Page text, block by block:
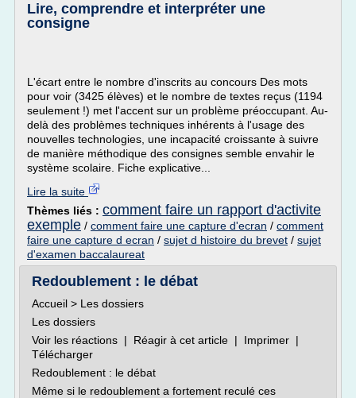
Lire, comprendre et interpréter une
consigne
L'écart entre le nombre d'inscrits au concours Des mots
pour voir (3425 élèves) et le nombre de textes reçus (1194
seulement !) met l'accent sur un problème préoccupant. Au-
delà des problèmes techniques inhérents à l'usage des
nouvelles technologies, une incapacité croissante à suivre
de manière méthodique des consignes semble envahir le
système scolaire. Fiche explicative...
Lire la suite
Thèmes liés : comment faire un rapport d'activite
exemple / comment faire une capture d'ecran / comment
faire une capture d ecran / sujet d histoire du brevet / sujet
d'examen baccalaureat
Redoublement : le débat
Accueil > Les dossiers
Les dossiers
Voir les réactions | Réagir à cet article | Imprimer |
Télécharger
Redoublement : le débat
Même si le redoublement a fortement reculé ces